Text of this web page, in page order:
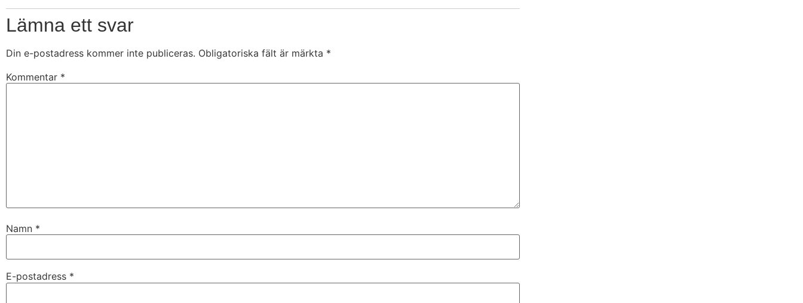
Lämna ett svar
Din e-postadress kommer inte publiceras. Obligatoriska fält är märkta *
Kommentar *
Namn *
E-postadress *